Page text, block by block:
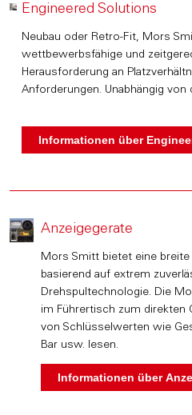
Engineered Solutions
Neubau oder Retro-Fit, Mors
wettbewerbsfähige und
Herausforderung an
Anforderungen. Unabhängig
Anzeigegerate
Mors Smitt bietet eine breite
basierend auf extrem
Drehspultechnologie. Die
im Führertisch zum direkten
von Schlüsselwerten wie
Bar usw. lesen.